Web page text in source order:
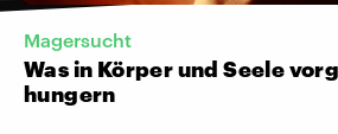
Magersucht
Was in Körper und Seele
hungern